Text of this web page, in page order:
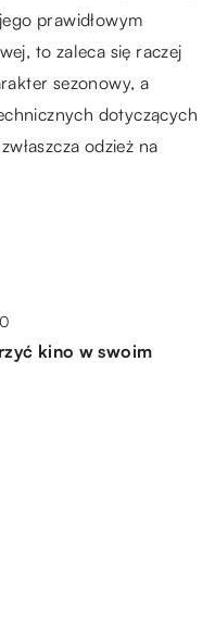
prawidłowym
to zaleca się raczej
sezonowy, a
dotyczących
odzież na
kino w swoim